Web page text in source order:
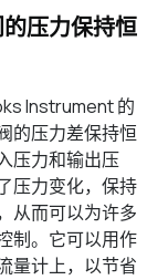
压力保持恒
Instrument 的
的压力差保持恒
压力和输出压
压力变化，保持
从而可以为许多
制。它可以用作
量计上，以节省